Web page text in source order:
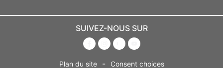
SUIVEZ-NOUS SUR
Plan du site - Consent choices